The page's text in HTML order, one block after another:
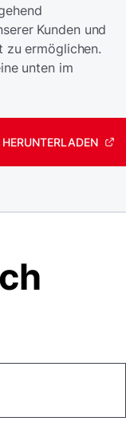
Kunden und
zu ermöglichen.
unten im